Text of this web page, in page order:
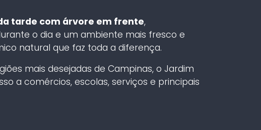
tarde com árvore em frente,
o dia e um ambiente mais fresco e
natural que faz toda a diferença.
mais desejadas de Campinas, o Jardim
a comércios, escolas, serviços e principais